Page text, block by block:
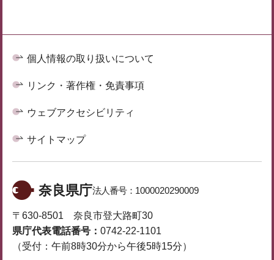
個人情報の取り扱いについて
リンク・著作権・免責事項
ウェブアクセシビリティ
サイトマップ
奈良県庁法人番号： 1000020290009
〒630-8501 奈良市登大路町30
県庁代表電話番号： 0742-22-1101
（受付：午前8時30分から午後5時15分）